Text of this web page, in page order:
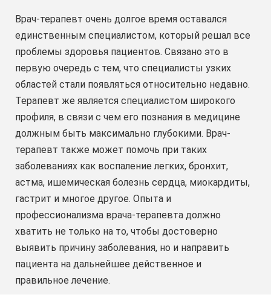
Врач-терапевт очень долгое время оставался
единственным специалистом, который решал все
проблемы здоровья пациентов. Связано это в
первую очередь с тем, что специалисты узких
областей стали появляться относительно недавно.
Терапевт же является специалистом широкого
профиля, в связи с чем его познания в медицине
должным быть максимально глубокими. Врач-
терапевт также может помочь при таких
заболеваниях как воспаление легких, бронхит,
астма, ишемическая болезнь сердца, миокардиты,
гастрит и многое другое. Опыта и
профессионализма врача-терапевта должно
хватить не только на то, чтобы достоверно
выявить причину заболевания, но и направить
пациента на дальнейшее действенное и
правильное лечение.